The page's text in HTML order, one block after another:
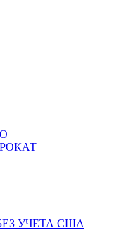
УЧЕТА США